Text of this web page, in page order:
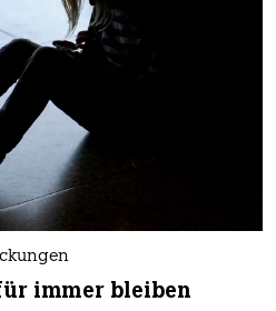
immer bleiben